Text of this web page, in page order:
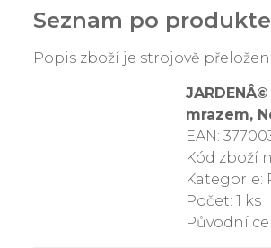
Seznam po
Popis zboží je strojově
mrazem,
EAN:
Kód zboží
Kategorie:
Počet: 1 ks
Původní